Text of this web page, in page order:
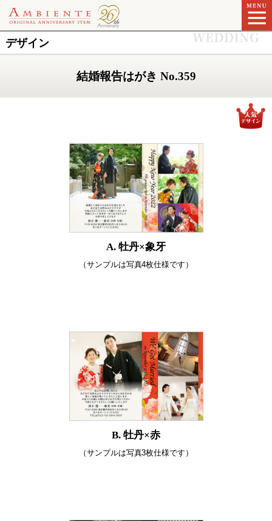
デザイン
結婚報告はがき No.359
A. 牡丹×象牙
（サンプルは写真4枚仕様です）
B. 牡丹×赤
（サンプルは写真3枚仕様です）